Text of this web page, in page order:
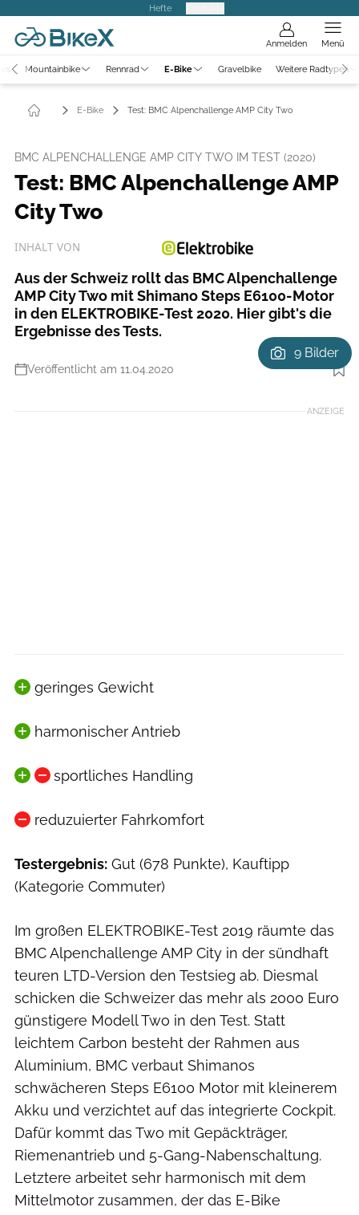
Hefte
Anmelden Menü
Mountainbike Rennrad E-Bike Gravelbike Weitere Radtypen
E-Bike Test: BMC Alpenchallenge AMP City Two
BMC ALPENCHALLENGE AMP CITY TWO IM TEST (2020)
Test: BMC Alpenchallenge AMP
City Two
INHALT VON
Aus der Schweiz rollt das BMC Alpenchallenge
AMP City Two mit Shimano Steps E6100-Motor
in den ELEKTROBIKE-Test 2020. Hier gibt's die
Ergebnisse des Tests.
Veröffentlicht am 11.04.2020
Foto: Björn Hänssler
9 Bilder
ANZEIGE
geringes Gewicht
harmonischer Antrieb
sportliches Handling
reduzuierter Fahrkomfort
Testergebnis: Gut (678 Punkte), Kauftipp
(Kategorie Commuter)
Im großen ELEKTROBIKE-Test 2019 räumte das
BMC Alpenchallenge AMP City in der sündhaft
teuren LTD-Version den Testsieg ab. Diesmal
schicken die Schweizer das mehr als 2000 Euro
günstigere Modell Two in den Test. Statt
leichtem Carbon besteht der Rahmen aus
Aluminium, BMC verbaut Shimanos
schwächeren Steps E6100 Motor mit kleinerem
Akku und verzichtet auf das integrierte Cockpit.
Dafür kommt das Two mit Gepäckträger,
Riemenantrieb und 5-Gang-Nabenschaltung.
Letztere arbeitet sehr harmonisch mit dem
Mittelmotor zusammen, der das E-Bike